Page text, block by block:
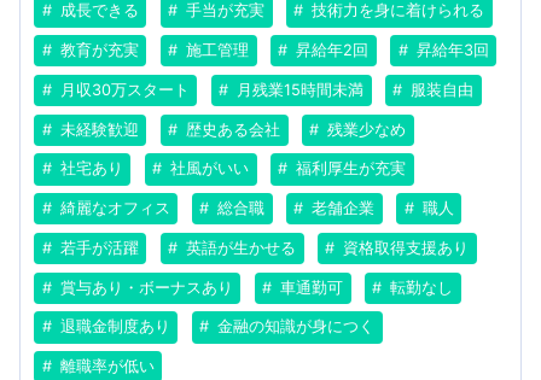
成長できる 手当が充実 技術力を身に着けられる
教育が充実 施工管理 昇給年2回 昇給年3回
月収30万スタート 月残業15時間未満 服装自由
未経験歓迎 歴史ある会社 残業少なめ
社宅あり 社風がいい 福利厚生が充実
綺麗なオフィス 総合職 老舗企業 職人
若手が活躍 英語が生かせる 資格取得支援あり
賞与あり・ボーナスあり 車通勤可 転勤なし
退職金制度あり 金融の知識が身につく
離職率が低い